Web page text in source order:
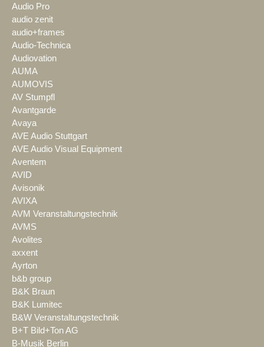
Audio Pro
audio zenit
audio+frames
Audio-Technica
Audiovation
AUMA
AUMOVIS
AV Stumpfl
Avantgarde
Avaya
AVE Audio Stuttgart
AVE Audio Visual Equipment
Aventem
AVID
Avisonik
AVIXA
AVM Veranstaltungstechnik
AVMS
Avolites
axxent
Ayrton
b&b group
B&K Braun
B&K Lumitec
B&W Veranstaltungstechnik
B+T Bild+Ton AG
B-Musik Berlin